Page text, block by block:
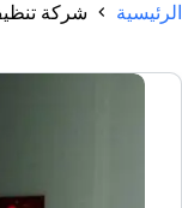
الرئيسية
شركة